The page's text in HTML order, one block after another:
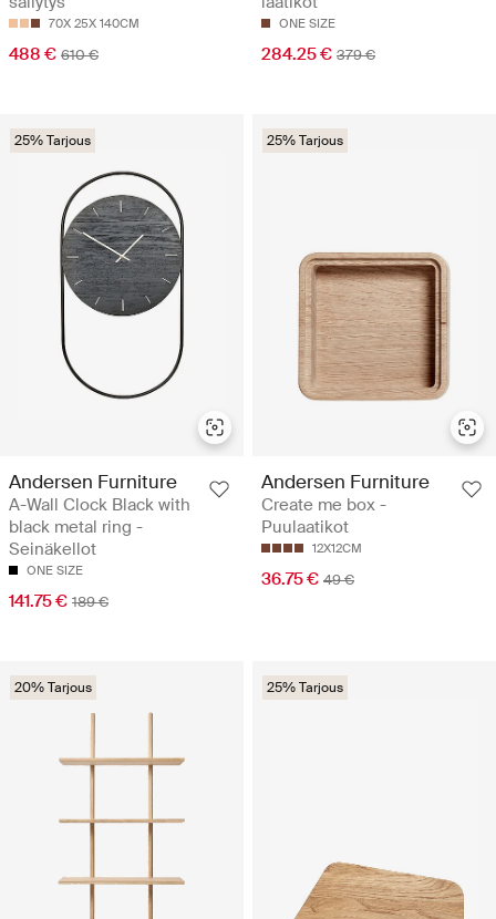
70X 25X 140CM
488 € 610 €
ONE SIZE
284.25 € 379 €
25% Tarjous
Andersen Furniture
A-Wall Clock Black with
black metal ring -
Seinäkellot
ONE SIZE
141.75 € 189 €
25% Tarjous
Andersen Furniture
Create me box -
Puulaatikot
12X12CM
36.75 € 49 €
20% Tarjous 25% Tarjous